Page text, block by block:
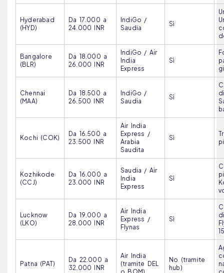
Hyderabad
(HYD)
Da 17.000 a
24.000 INR
IndiGo /
Saudia
Sì
Bangalore
(BLR)
Da 18.000 a
26.000 INR
IndiGo / Air
India
Express
Sì
Chennai
(MAA)
Da 18.500 a
26.500 INR
IndiGo /
Saudia
Sì
Kochi (COK)
Da 16.500 a
23.500 INR
Air India
Express /
Arabia
Saudita
Sì
Kozhikode
(CCJ)
Da 16.000 a
23.000 INR
Saudia / Air
India
Express
Sì
Lucknow
(LKO)
Da 19.000 a
28.000 INR
Air India
Express /
Flynas
Sì
Patna (PAT)
Da 22.000 a
32.000 INR
Air India
(tramite DEL
No (tramite
hub)